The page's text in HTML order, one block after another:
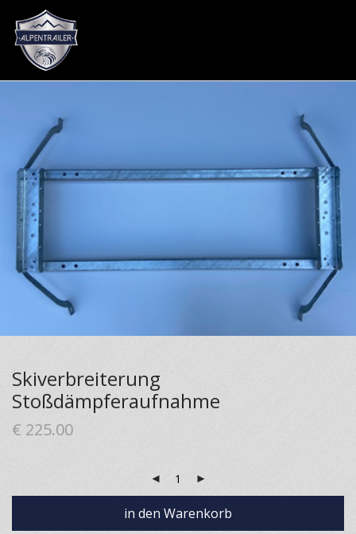
Skiverbreiterung
Stoßdämpferaufnahme
€ 225.00
in den Warenkorb